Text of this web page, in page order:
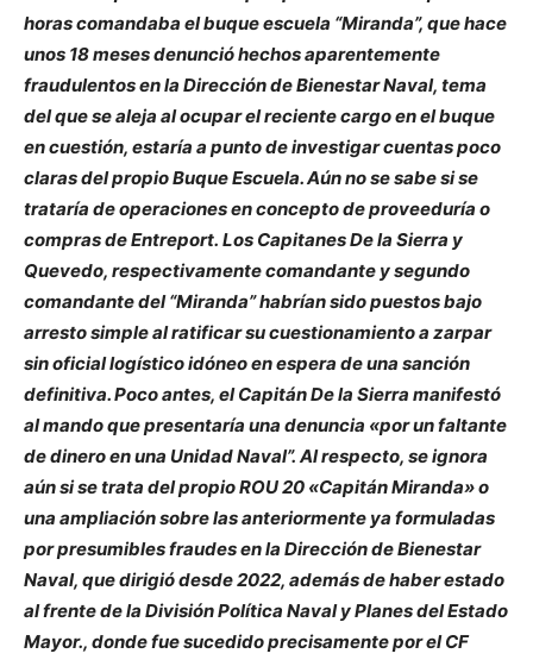
horas comandaba el buque escuela “Miranda”, que hace
unos 18 meses denunció hechos aparentemente
fraudulentos en la Dirección de Bienestar Naval, tema
del que se aleja al ocupar el reciente cargo en el buque
en cuestión, estaría a punto de investigar cuentas poco
claras del propio Buque Escuela. Aún no se sabe si se
trataría de operaciones en concepto de proveeduría o
compras de Entreport. Los Capitanes De la Sierra y
Quevedo, respectivamente comandante y segundo
comandante del “Miranda” habrían sido puestos bajo
arresto simple al ratificar su cuestionamiento a zarpar
sin oficial logístico idóneo en espera de una sanción
definitiva. Poco antes, el Capitán De la Sierra manifestó
al mando que presentaría una denuncia «por un faltante
de dinero en una Unidad Naval”. Al respecto, se ignora
aún si se trata del propio ROU 20 «Capitán Miranda» o
una ampliación sobre las anteriormente ya formuladas
por presumibles fraudes en la Dirección de Bienestar
Naval, que dirigió desde 2022, además de haber estado
al frente de la División Política Naval y Planes del Estado
Mayor., donde fue sucedido precisamente por el CF